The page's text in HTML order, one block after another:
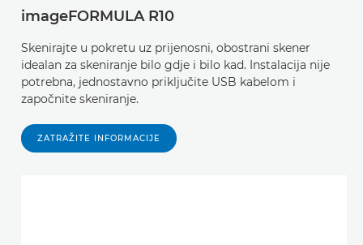
imageFORMULA R10
Skenirajte u pokretu uz prijenosni, obostrani skener
idealan za skeniranje bilo gdje i bilo kad. Instalacija nije
potrebna, jednostavno priključite USB kabelom i
započnite skeniranje.
ZATRAŽITE INFORMACIJE